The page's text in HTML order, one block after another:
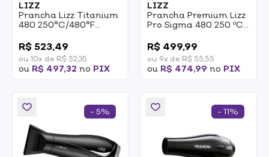
LIZZ
Prancha Lizz Titanium
480 250°C/480°F
R$ 523,49
ou 10x de R$ 52,35
ou R$ 497,32 no PIX
LIZZ
Prancha Premium Lizz
Pro Sigma 480 250 ºC
R$ 499,99
ou 9x de R$ 55,55
ou R$ 474,99 no PIX
- 5% - 11%